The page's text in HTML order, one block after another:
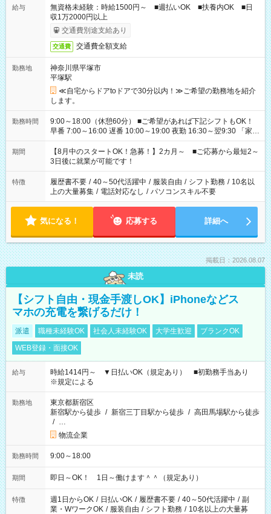
給与
無資格未経験：時給1500円～ ■週払いOK ■扶養内OK ■日
収1万2000円以上
交通費別途支給あり
交通費 交通費全額支給
勤務地
神奈川県平塚市
平塚駅
≪自宅からドアtoドアで30分以内！≫ご希望の勤務地を紹介
します。
勤務時間
9:00～18:00（休憩60分） ■ご希望があれば下記シフトもOK！
早番 7:00～16:00 遅番 10:00～19:00 夜勤 16:30～翌9:30 「家族
と休みを合わせたい」 「余裕を持って夕飯の準備がしたい」
「できれば残業はしたくない」 など、ご希望を教えてください
ね。 ※Wワーク希望の方へ 今ご覧のお仕事で希望する勤務時間
と、もう1つのお仕事の勤務時間。 合計で週40時間を超える場
合は応募できません。
期間
【8月中のスタートOK！急募！】2カ月～ ■ご応募から最短2～
3日後に就業が可能です！
特徴 履歴書不要 / 40～50代活躍中 / 服装自由 / シフト勤務 / 10名以
上の大量募集 / 電話対応なし / パソコンスキル不要
気になる！ 応募する 詳細へ
掲載日：2026.08.07
未読
【シフト自由・現金手渡しOK】iPhoneなどス
マホの充電を繋げるだけ！
派遣 職種未経験OK 社会人未経験OK 大学生歓迎
ブランクOK
WEB登録・面接OK
給与
時給1414円～ ▼日払いOK（規定あり） ■初勤務手当あり
※規定による
勤務地
東京都新宿区
新宿駅から徒歩 / 新宿三丁目駅から徒歩 / 高田馬場駅から徒歩
/ …
物流企業
勤務時間 9:00～18:00
期間 即日～OK！ 1日～働けます＾＾（規定あり）
特徴 週1日からOK / 日払いOK / 履歴書不要 / 40～50代活躍中 / 副
業・WワークOK / 服装自由 / シフト勤務 / 10名以上の大量募